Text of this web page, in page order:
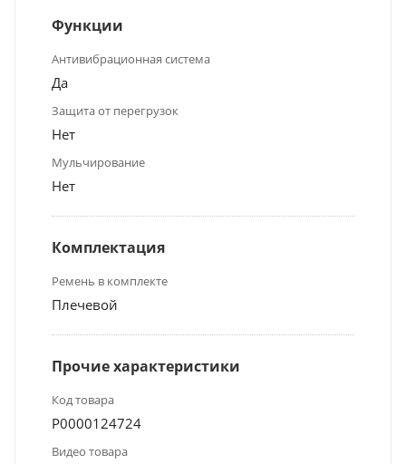
Функции
Антивибрационная система
Да
Защита от перегрузок
Нет
Мульчирование
Нет
Комплектация
Ремень в комплекте
Плечевой
Прочие характеристики
Код товара
Р0000124724
Видео товара